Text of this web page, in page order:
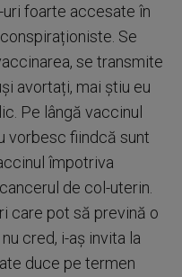
foarte accesate în
Se
se transmite
avortați, mai știu eu
Pe lângă vaccinul
vorbesc fiindcă sunt
împotriva
de col-uterin.
care pot să prevină o
cred, i-aș invita la
duce pe termen